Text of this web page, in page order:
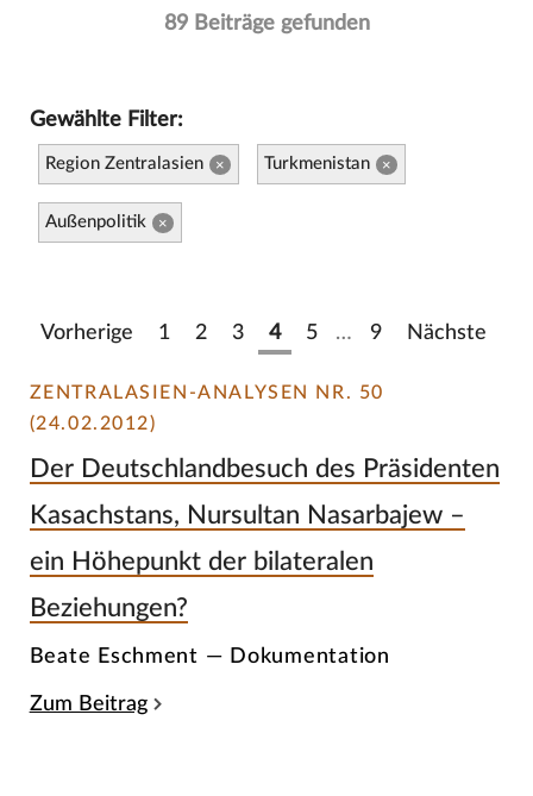
89 Beiträge gefunden
Gewählte Filter:
Region Zentralasien × Turkmenistan ×
Außenpolitik ×
Vorherige 1 2 3 4 5 … 9 Nächste
ZENTRALASIEN-ANALYSEN NR. 50
(24.02.2012)
Der Deutschlandbesuch des Präsidenten
Kasachstans, Nursultan Nasarbajew –
ein Höhepunkt der bilateralen
Beziehungen?
Beate Eschment — Dokumentation
Zum Beitrag